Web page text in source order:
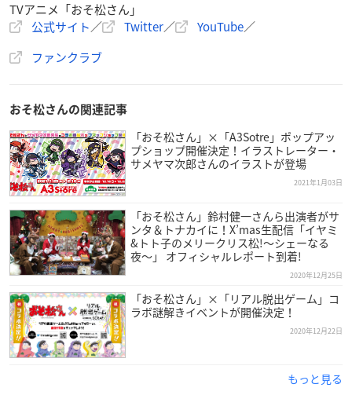
TVアニメ「おそ松さん」
公式サイト／ Twitter／ YouTube／
ファンクラブ
おそ松さんの関連記事
「おそ松さん」×「A3Sotre」ポップアッ
プショップ開催決定！イラストレーター・
サメヤマ次郎さんのイラストが登場
2021年1月03日
「おそ松さん」鈴村健一さんら出演者がサ
ンタ＆トナカイに！X’mas生配信「イヤミ
&トト子のメリークリス松!〜シェーなる
夜〜」 オフィシャルレポート到着!
2020年12月25日
「おそ松さん」×「リアル脱出ゲーム」コ
ラボ謎解きイベントが開催決定！
2020年12月22日
もっと見る